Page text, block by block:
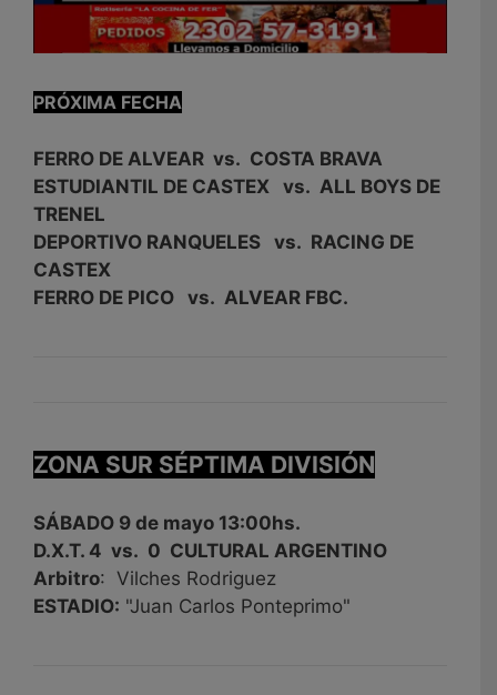
PRÓXIMA FECHA
FERRO DE ALVEAR vs. COSTA BRAVA
ESTUDIANTIL DE CASTEX vs. ALL BOYS DE
TRENEL
DEPORTIVO RANQUELES vs. RACING DE
CASTEX
FERRO DE PICO vs. ALVEAR FBC.
ZONA SUR SÉPTIMA DIVISIÓN
SÁBADO 9 de mayo 13:00hs.
D.X.T. 4 vs. 0 CULTURAL ARGENTINO
Arbitro: Vilches Rodriguez
ESTADIO: "Juan Carlos Ponteprimo"